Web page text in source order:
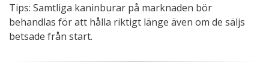
Tips: Samtliga kaninburar på marknaden bör
behandlas för att hålla riktigt länge även om de säljs
betsade från start.